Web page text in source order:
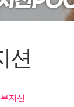
션
지션